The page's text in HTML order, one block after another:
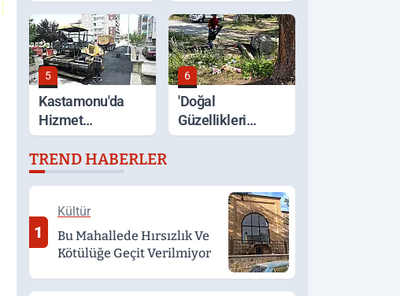
Açıklandı
Ayakta
5
Kastamonu'da
Hizmet
Seferberliği
6
'Doğal
Güzellikleri
Koruyalım' Çağrısı
TREND HABERLER
1
Kültür
Bu Mahallede Hırsızlık Ve
Kötülüğe Geçit Verilmiyor